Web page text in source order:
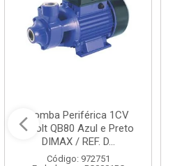
Bomba Periférica 1CV
Bivolt QB80 Azul e Preto
DIMAX / REF. D...
Código: 972751